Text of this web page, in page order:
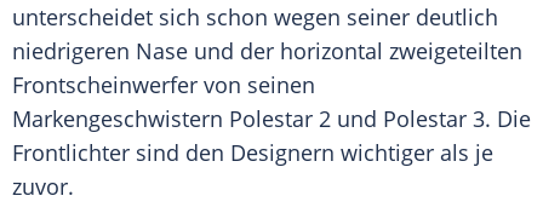
unterscheidet sich schon wegen seiner deutlich
niedrigeren Nase und der horizontal zweigeteilten
Frontscheinwerfer von seinen
Markengeschwistern Polestar 2 und Polestar 3. Die
Frontlichter sind den Designern wichtiger als je
zuvor.